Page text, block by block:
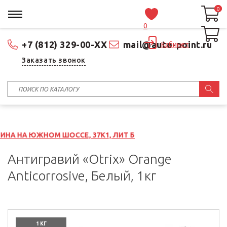
+7 (812) 329-00-XX mail@auto-point.ru
Заказать звонок
0
Кабинет
0
0
ШОССЕ, 37К1, ЛИТ Б
Антигравий «Otrix» Orange
Anticorrosive, Белый, 1кг
1 КГ